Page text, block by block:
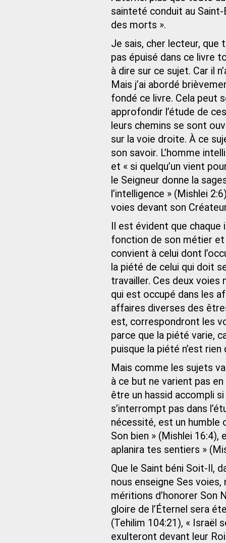
sainteté conduit au
des morts ».
Je sais, cher lecteur, que
pas épuisé dans ce livre
à dire sur ce sujet. Car il
Mais j’ai abordé
fondé ce livre. Cela peut
approfondir l’étude de
leurs chemins se sont
sur la voie droite. À ce
son savoir. L’homme
et « si quelqu’un vient
le Seigneur donne la
l’intelligence » (Mishlei
voies devant son
Il est évident que
fonction de son métier et
convient à celui dont
la piété de celui qui doit
travailler. Ces deux voies
qui est occupé dans les
affaires diverses des
est, correspondront les
parce que la piété varie,
puisque la piété n’est
Mais comme les sujets
à ce but ne varient pas
être un hassid accompli
s’interrompt pas dans
nécessité, est un humble
Son bien » (Mishlei
aplanira tes sentiers »
Que le Saint béni Soit-Il,
nous enseigne Ses
méritions d’honorer Son
gloire de l’Éternel sera
(Tehilim 104:21), « Israël
exulteront devant leur